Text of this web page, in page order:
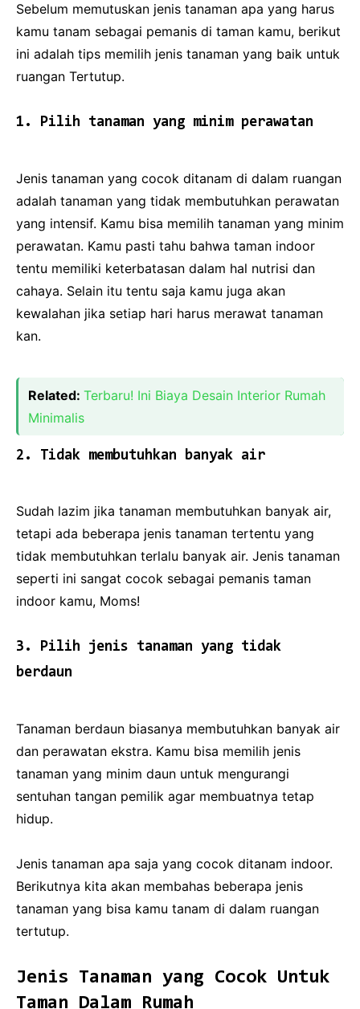
Sebelum memutuskan jenis tanaman apa yang harus
kamu tanam sebagai pemanis di taman kamu, berikut
ini adalah tips memilih jenis tanaman yang baik untuk
ruangan Tertutup.
1. Pilih tanaman yang minim perawatan
Jenis tanaman yang cocok ditanam di dalam ruangan
adalah tanaman yang tidak membutuhkan perawatan
yang intensif. Kamu bisa memilih tanaman yang minim
perawatan. Kamu pasti tahu bahwa taman indoor
tentu memiliki keterbatasan dalam hal nutrisi dan
cahaya. Selain itu tentu saja kamu juga akan
kewalahan jika setiap hari harus merawat tanaman
kan.
Related: Terbaru! Ini Biaya Desain Interior Rumah
Minimalis
2. Tidak membutuhkan banyak air
Sudah lazim jika tanaman membutuhkan banyak air,
tetapi ada beberapa jenis tanaman tertentu yang
tidak membutuhkan terlalu banyak air. Jenis tanaman
seperti ini sangat cocok sebagai pemanis taman
indoor kamu, Moms!
3. Pilih jenis tanaman yang tidak
berdaun
Tanaman berdaun biasanya membutuhkan banyak air
dan perawatan ekstra. Kamu bisa memilih jenis
tanaman yang minim daun untuk mengurangi
sentuhan tangan pemilik agar membuatnya tetap
hidup.
Jenis tanaman apa saja yang cocok ditanam indoor.
Berikutnya kita akan membahas beberapa jenis
tanaman yang bisa kamu tanam di dalam ruangan
tertutup.
Jenis Tanaman yang Cocok Untuk
Taman Dalam Rumah